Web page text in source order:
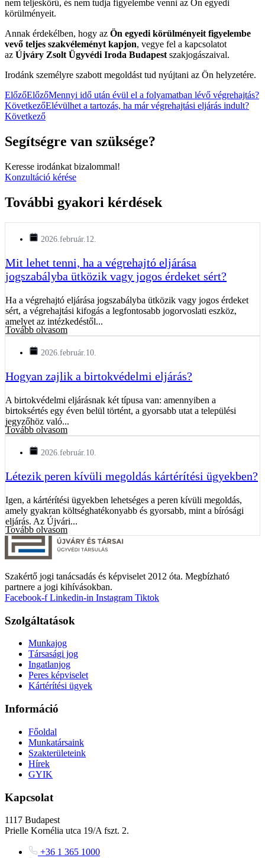
nem teljeskörű, és nem tudja figyelembe venni az Ön egyedi
körülményeit.
Annak érdekélben, hogy az Ön egyedi körülményeit figyelembe
vevő teljes szakvéleményt kapjon, vegye fel a kapcsolatot
az Újváry Zsolt Ügyvédi Iroda Budapest szakjogászaival.
Irodánk személyre szabott megoldást tud nyújtani az Ön helyzetére.
ElőzőElőzőMennyi idő után évül el a folyamatban lévő végrehajtás?
KövetkezőElévülhet a tartozás, ha már végrehajtási eljárás indult?
Következő
Segítségre van szüksége?
Keresse irodánkat bizalommal!
Konzultáció kérése
További gyakori kérdések
2026.február.12.
Mit lehet tenni, ha a végrehajtó eljárása
jogszabályba ütközik vagy jogos érdeket sért?
Ha a végrehajtó eljárása jogszabályba ütközik vagy jogos érdeket
sért, a végrehajtási kifogás a legfontosabb jogorvoslati eszköz,
amelyet az intézkedéstől...
Tovább olvasom
2026.február.10.
Hogyan zajlik a birtokvédelmi eljárás?
A birtokvédelmi eljárásnak két típusa van: amennyiben a
birtoksértés egy éven belül történt, a gyorsabb utat a települési
jegyzőhöz való...
Tovább olvasom
2026.február.10.
Létezik peren kívüli megoldás kártérítési ügyekben?
Igen, a kártérítési ügyekben lehetséges a peren kívüli megoldás,
amely gyakran költséghatékonyabb és gyorsabb, mint a bírósági
eljárás. Az Újvári...
Tovább olvasom
Szakértő jogi tanácsadás és képviselet 2012 óta. Megbízható
partnere a jogi kihívásokban.
Facebook-f Linkedin-in Instagram Tiktok
Szolgáltatások
Munkajog
Társasági jog
Ingatlanjog
Peres képviselet
Kártérítési ügyek
Információ
Főoldal
Munkatársaink
Szakterületeink
Hírek
GYIK
Kapcsolat
1117 Budapest
Prielle Kornélia utca 19/A fszt. 2.
+36 1 365 1000